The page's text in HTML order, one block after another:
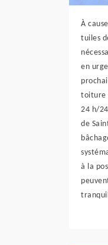
À
tuiles
en
toiture
24 h/
de
à la